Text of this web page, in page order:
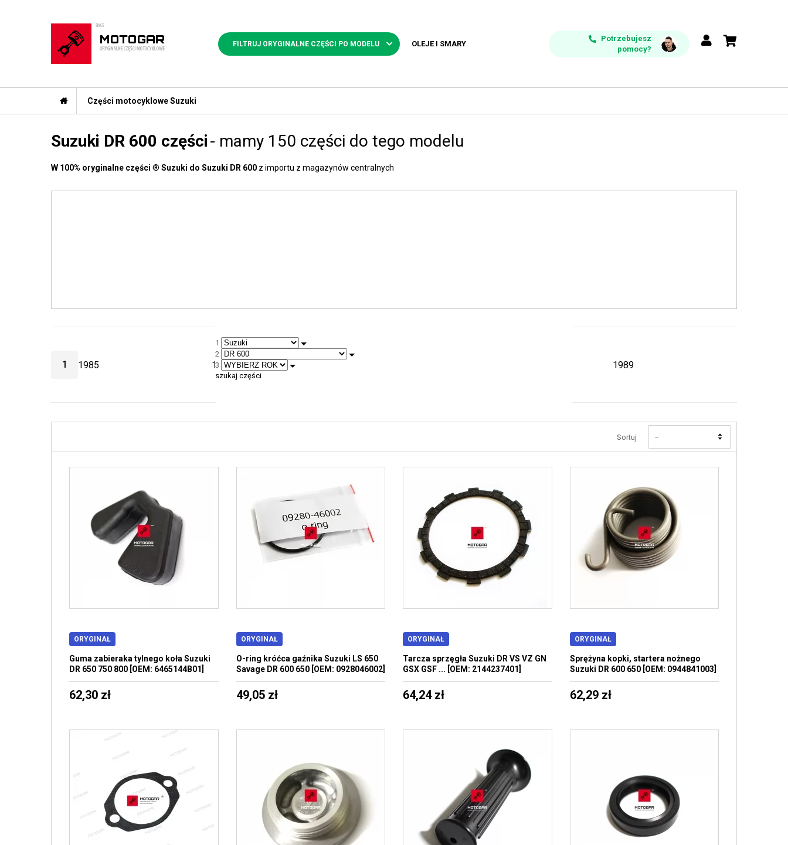
FILTRUJ ORYGINALNE CZĘŚCI PO MODELU OLEJE I SMARY
Potrzebujesz
pomocy?
Części motocyklowe Suzuki
Suzuki DR 600 części- mamy 150 części do tego modelu
W 100% oryginalne części ® Suzuki do Suzuki DR 600 z importu z magazynów centralnych
1
2
3
szukaj części
1 1985 1986 1989
Sortuj --
ORYGINAŁ
Guma zabieraka tylnego koła Suzuki
DR 650 750 800 [OEM: 6465144B01]
62,30 zł
ORYGINAŁ
O-ring króćca gaźnika Suzuki LS 650
Savage DR 600 650 [OEM: 0928046002]
49,05 zł
ORYGINAŁ
Tarcza sprzęgła Suzuki DR VS VZ GN
GSX GSF ... [OEM: 2144237401]
64,24 zł
ORYGINAŁ
Sprężyna kopki, startera nożnego
Suzuki DR 600 650 [OEM: 0944841003]
62,29 zł